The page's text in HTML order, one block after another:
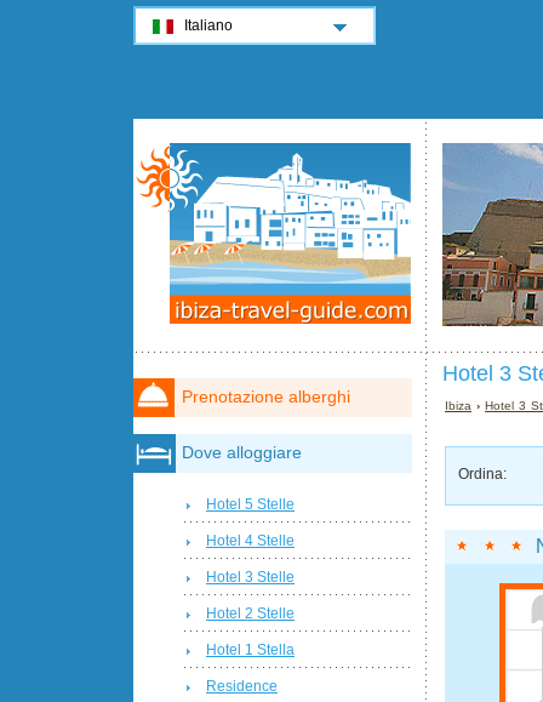
Hotel 3
Ibiza ›Hotel 3
Ordina:
Prenotazione alberghi
Dove alloggiare
Hotel 5 Stelle
Hotel 4 Stelle
Hotel 3 Stelle
Hotel 2 Stelle
Hotel 1 Stella
Residence
Italiano